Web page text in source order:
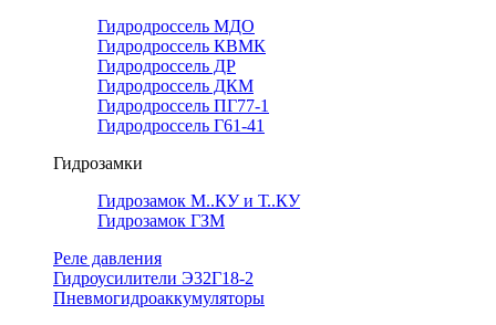
Гидродроссель МДО
Гидродроссель КВМК
Гидродроссель ДР
Гидродроссель ДКМ
Гидродроссель ПГ77-1
Гидродроссель Г61-41
Гидрозамки
Гидрозамок М..КУ и Т..КУ
Гидрозамок ГЗМ
Реле давления
Гидроусилители Э32Г18-2
Пневмогидроаккумуляторы